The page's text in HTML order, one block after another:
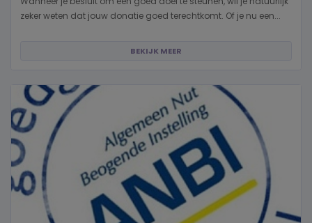
zeker weten dat jouw donatie goed terechtkomt. Of je nu een...
BEKIJK MEER